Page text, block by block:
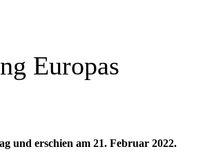
Europas
und erschien am 21. Februar 2022.